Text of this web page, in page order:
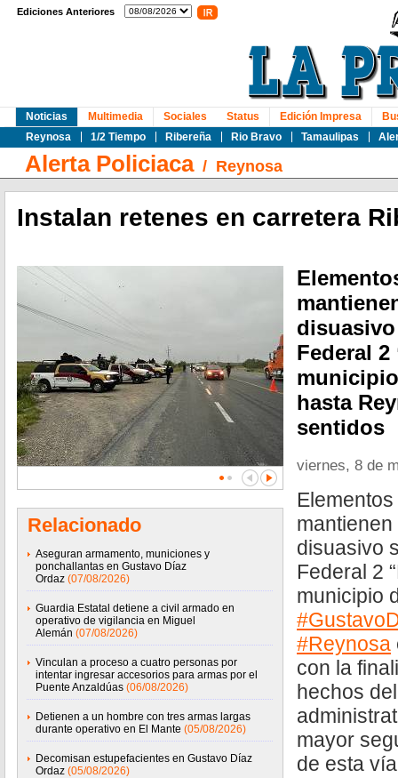
Ediciones Anteriores
Noticias
Reynosa
1/2 Tiempo Ribereña Rio Bravo Tamaulipas
Multimedia Sociales Status Edición Impresa
Alerta Policiaca/ Reynosa
Instalan retenes en carretera
Relacionado
Aseguran armamento, municiones y
ponchallantas en Gustavo Díaz
Ordaz (07/08/2026)
Guardia Estatal detiene a civil armado en
operativo de vigilancia en Miguel
Alemán (07/08/2026)
Vinculan a proceso a cuatro personas por
intentar ingresar accesorios para armas por el
Puente Anzaldúas (06/08/2026)
Detienen a un hombre con tres armas largas
durante operativo en El Mante (05/08/2026)
Decomisan estupefacientes en Gustavo Díaz
Ordaz (05/08/2026)
Federal 2
hasta
sentidos
viernes, 8 de
disuasivo
Federal 2
municipio
#Reynosa
con la
hechos
mayor
de esta